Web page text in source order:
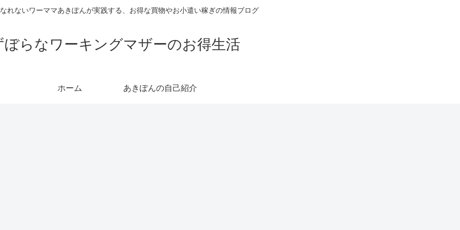
れないワーママあきぽんが実践する、お得な買物やお小遣い稼ぎの情報ブログ
ぼらなワーキングマザーのお得生活
ホーム あきぽんの自己紹介